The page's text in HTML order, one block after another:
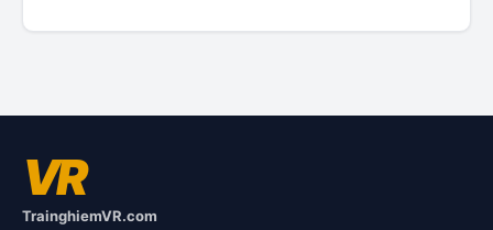
VR
TrainghiemVR.com